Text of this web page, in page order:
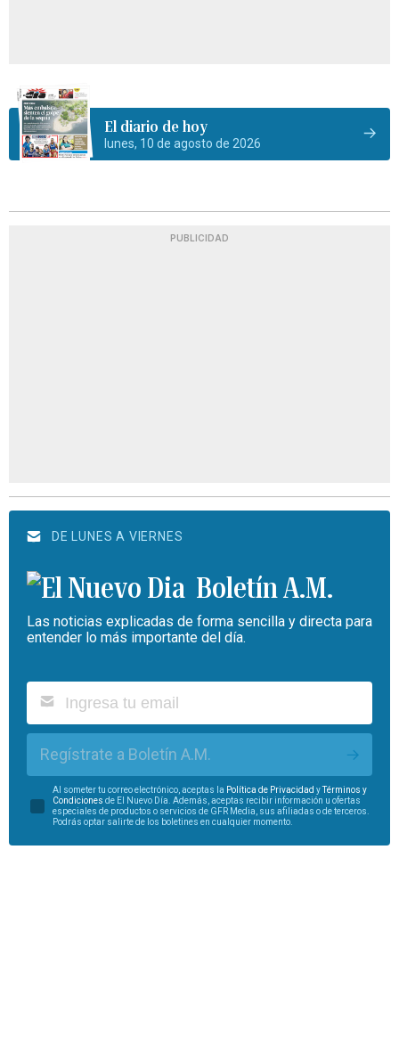
El diario de hoy
lunes, 10 de agosto de 2026
PUBLICIDAD
DE LUNES A VIERNES
Boletín A.M.
Las noticias explicadas de forma sencilla y directa para
entender lo más importante del día.
Regístrate a Boletín A.M.
Al someter tu correo electrónico, aceptas la Política de Privacidad yTérminos y
Condiciones de El Nuevo Día. Además, aceptas recibir información u ofertas
especiales de productos o servicios de GFR Media, sus afiliadas o de terceros.
Podrás optar salirte de los boletines en cualquier momento.